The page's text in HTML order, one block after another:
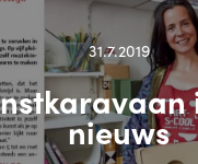
31.7.2019
nieuws